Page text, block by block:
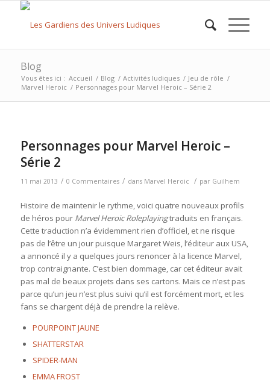
Blog
Vous êtes ici : Accueil / Blog / Activités ludiques / Jeu de rôle /
Marvel Heroic / Personnages pour Marvel Heroic – Série 2
Personnages pour Marvel Heroic –
Série 2
11 mai 2013 / 0 Commentaires / dans Marvel Heroic / par Guilhem
Histoire de maintenir le rythme, voici quatre nouveaux profils
de héros pour Marvel Heroic Roleplayingtraduits en français.
Cette traduction n’a évidemment rien d’officiel, et ne risque
pas de l’être un jour puisque Margaret Weis, l’éditeur aux USA,
a annoncé il y a quelques jours renoncer à la licence Marvel,
trop contraignante. C’est bien dommage, car cet éditeur avait
pas mal de beaux projets dans ses cartons. Mais ce n’est pas
parce qu’un jeu n’est plus suivi qu’il est forcément mort, et les
fans se chargent déjà de prendre la relève.
POURPOINT JAUNE
SHATTERSTAR
SPIDER-MAN
EMMA FROST